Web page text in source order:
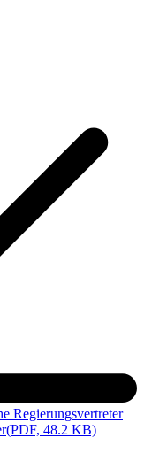
Regierungsvertreter
(PDF, 48.2 KB)